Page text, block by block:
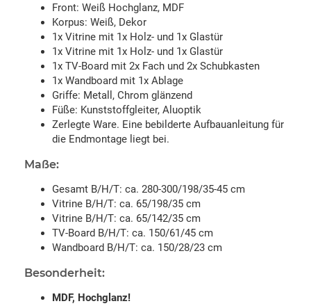
Front: Weiß Hochglanz, MDF
Korpus: Weiß, Dekor
1x Vitrine mit 1x Holz- und 1x Glastür
1x Vitrine mit 1x Holz- und 1x Glastür
1x TV-Board mit 2x Fach und 2x Schubkasten
1x Wandboard mit 1x Ablage
Griffe: Metall, Chrom glänzend
Füße: Kunststoffgleiter, Aluoptik
Zerlegte Ware. Eine bebilderte Aufbauanleitung für
die Endmontage liegt bei.
Maße:
Gesamt B/H/T: ca. 280-300/198/35-45 cm
Vitrine B/H/T: ca. 65/198/35 cm
Vitrine B/H/T: ca. 65/142/35 cm
TV-Board B/H/T: ca. 150/61/45 cm
Wandboard B/H/T: ca. 150/28/23 cm
Besonderheit:
MDF, Hochglanz!